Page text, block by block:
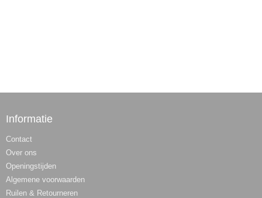
Informatie
Contact
Over ons
Openingstijden
Algemene voorwaarden
Ruilen & Retourneren